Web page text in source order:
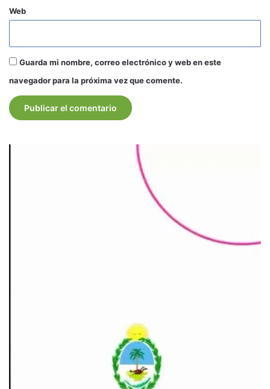
Web
Guarda mi nombre, correo electrónico y web en este
navegador para la próxima vez que comente.